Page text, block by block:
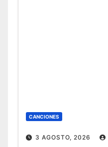
CANCIONES
3 AGOSTO, 2026